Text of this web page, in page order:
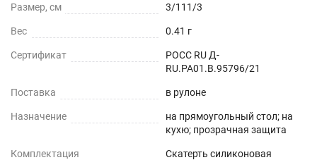
поверхности - дерево, стекло, пластик, мрамор,
гранит, металл и текстиль.
СТОЛЕШНИЦЫ
Размер, см 3/111/3
Вес 0.41 г
Сертификат
РОСС RU Д-
RU.РА01.В.95796/21
Поставка в рулоне
Назначение
на прямоугольный стол; на
кухю; прозрачная защита
Комплектация
Скатерть силиконовая